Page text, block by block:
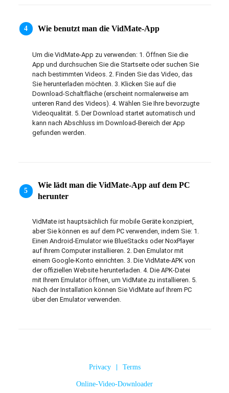
4 Wie benutzt man die VidMate-App
Um die VidMate-App zu verwenden: 1. Öffnen Sie die
App und durchsuchen Sie die Startseite oder suchen Sie
nach bestimmten Videos. 2. Finden Sie das Video, das
Sie herunterladen möchten. 3. Klicken Sie auf die
Download-Schaltfläche (erscheint normalerweise am
unteren Rand des Videos). 4. Wählen Sie Ihre bevorzugte
Videoqualität. 5. Der Download startet automatisch und
kann nach Abschluss im Download-Bereich der App
gefunden werden.
5
Wie lädt man die VidMate-App auf dem PC
herunter
VidMate ist hauptsächlich für mobile Geräte konzipiert,
aber Sie können es auf dem PC verwenden, indem Sie: 1.
Einen Android-Emulator wie BlueStacks oder NoxPlayer
auf Ihrem Computer installieren. 2. Den Emulator mit
einem Google-Konto einrichten. 3. Die VidMate-APK von
der offiziellen Website herunterladen. 4. Die APK-Datei
mit Ihrem Emulator öffnen, um VidMate zu installieren. 5.
Nach der Installation können Sie VidMate auf Ihrem PC
über den Emulator verwenden.
Privacy Terms
Online-Video-Downloader